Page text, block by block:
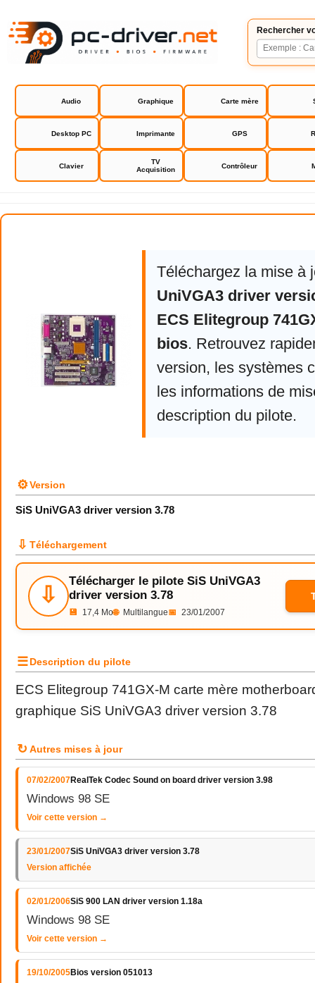
Rechercher
Audio Graphique Carte mère
Desktop PC Imprimante GPS
Clavier
TV
Acquisition
Contrôleur
ECS Elitegroup 741GX-M
Téléchargez la mise à
UniVGA3 driver
ECS Elitegroup
bios. Retrouvez
version, les systèmes
les informations de
description du pilote.
⚙Version
SiS UniVGA3 driver version 3.78
⇩ Téléchargement
⇩
Télécharger le pilote SiS UniVGA3
driver version 3.78
💾 17,4 Mo🌐 Multilangue📅 23/01/2007
☰Description du pilote
ECS Elitegroup 741GX-M carte mère
graphique SiS UniVGA3 driver version 3.78
↻ Autres mises à jour
07/02/2007RealTek Codec Sound on board driver version 3.98
Windows 98 SE
Voir cette version →
23/01/2007SiS UniVGA3 driver version 3.78
Version affichée
02/01/2006SiS 900 LAN driver version 1.18a
Windows 98 SE
Voir cette version →
19/10/2005Bios version 051013